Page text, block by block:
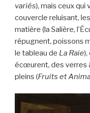
variés), mais ceux qui
couvercle reluisant,
matière (la Salière,
répugnent, poissons
le tableau de La Raie
écœurent, des verres
pleins (Fruits et